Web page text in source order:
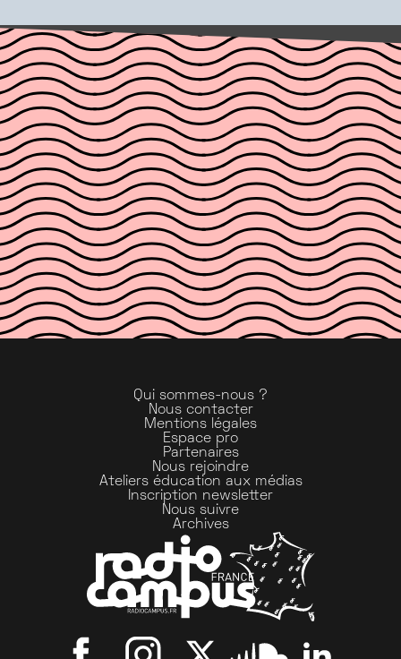
Qui sommes-nous ?
Nous contacter
Mentions légales
Espace pro
Partenaires
Nous rejoindre
Ateliers éducation aux médias
Inscription newsletter
Nous suivre
Archives